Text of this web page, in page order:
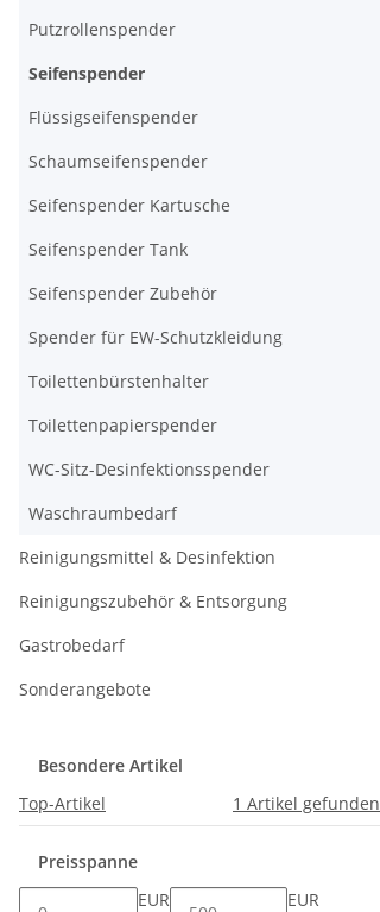
Putzrollenspender
Seifenspender
Flüssigseifenspender
Schaumseifenspender
Seifenspender Kartusche
Seifenspender Tank
Seifenspender Zubehör
Spender für EW-Schutzkleidung
Toilettenbürstenhalter
Toilettenpapierspender
WC-Sitz-Desinfektionsspender
Waschraumbedarf
Reinigungsmittel & Desinfektion
Reinigungszubehör & Entsorgung
Gastrobedarf
Sonderangebote
Besondere Artikel
Top-Artikel
1 Artikel gefunden
Preisspanne
EUR
EUR